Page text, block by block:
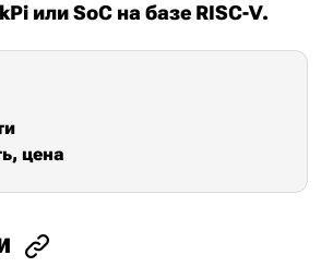
или SoC на базе RISC-V.
цена